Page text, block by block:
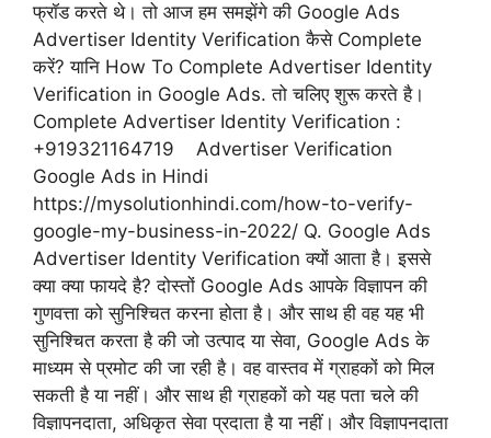
फ्रॉड करते थे। तो आज हम समझेंगे की Google Ads
Advertiser Identity Verification कैसे Complete
करें? यानि How To Complete Advertiser Identity
Verification in Google Ads. तो चलिए शुरू करते है।
Complete Advertiser Identity Verification :
+919321164719 Advertiser Verification
Google Ads in Hindi
https://mysolutionhindi.com/how-to-verify-
google-my-business-in-2022/ Q. Google Ads
Advertiser Identity Verification क्यों आता है। इससे
क्या क्या फायदे है? दोस्तों Google Ads आपके विज्ञापन की
गुणवत्ता को सुनिश्चित करना होता है। और साथ ही वह यह भी
सुनिश्चित करता है की जो उत्पाद या सेवा, Google Ads के
माध्यम से प्रमोट की जा रही है। वह वास्तव में ग्राहकों को मिल
सकती है या नहीं। और साथ ही ग्राहकों को यह पता चले की
विज्ञापनदाता, अधिकृत सेवा प्रदाता है या नहीं। और विज्ञापनदाता